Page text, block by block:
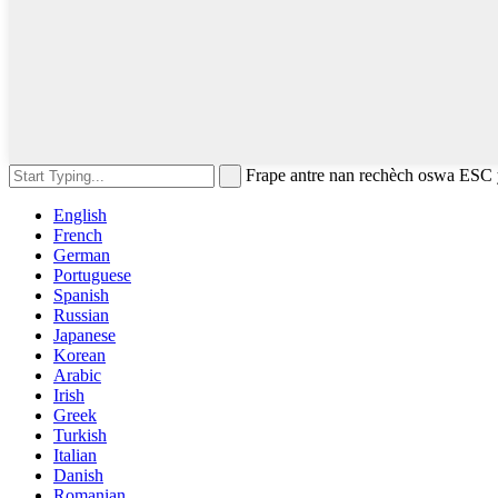
Frape antre nan rechèch oswa ESC
English
French
German
Portuguese
Spanish
Russian
Japanese
Korean
Arabic
Irish
Greek
Turkish
Italian
Danish